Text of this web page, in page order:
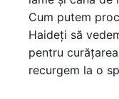
Cum putem
Haideți să
pentru
recurgem la o